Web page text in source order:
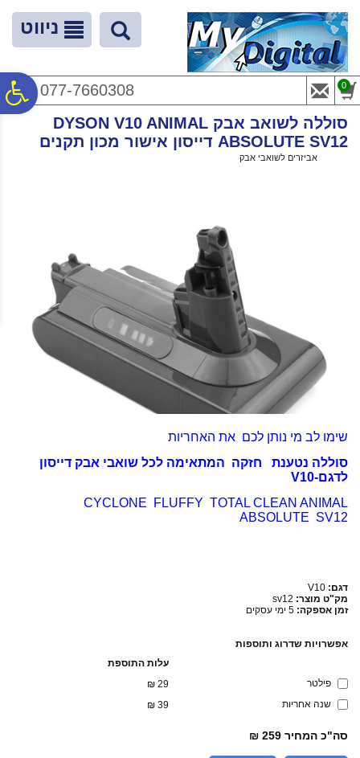
נגישות
המרכזי
ניווט
077-7660308 0
סוללה לשואב אבק DYSON V10 ANIMAL
ABSOLUTE SV12 דייסון אישור מכון תקנים
אביזרים לשואבי אבק
שימו לב מי נותן לכם את האחריות
סוללה נטענת חזקה המתאימה לכל שואבי אבק דייסון
לדגם-V10
CYCLONE FLUFFY TOTAL CLEAN ANIMAL
ABSOLUTE SV12
דגם: V10
מק"ט מוצר: sv12
זמן אספקה: 5 ימי עסקים
אפשרויות שדרוג ותוספות
עלות התוספת
פילטר
29
₪
שנה אחריות
39
₪
סה"כ המחיר 259 ₪